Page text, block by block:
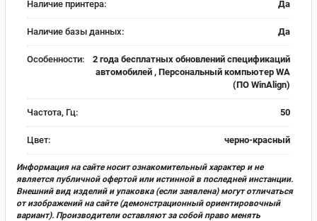
Наличие принтера:
Да
Наличие базы данных: Да
Особенности:
2 года бесплатных обновлений спецификаций
автомобилей , Персональный компьютер WA
(ПО WinAlign)
Частота, Гц: 50
Цвет: черно-красный
Информация на сайте носит ознакомительный характер и не
является публичной офертой или истинной в последней инстанции.
Внешний вид изделий и упаковка (если заявлена) могут отличаться
от изображений на сайте (демонстрационный ориентировочный
вариант). Производители оставляют за собой право менять